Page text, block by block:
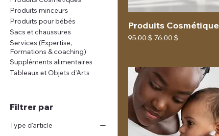
Produits minceurs
Produits pour bébés
Sacs et chaussures
Services (Expertise,
Formations & coaching)
Suppléments alimentaires
Tableaux et Objets d'Arts
Filtrer par
Type d'article
Produits Cosmétique
Prix original
95,00 $ Prix promotionnel
76,00 $